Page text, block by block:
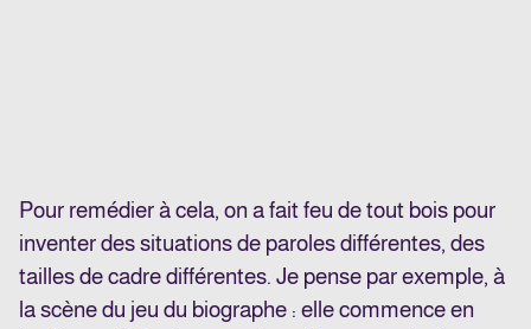
Pour remédier à cela, on a fait feu de tout bois pour
inventer des situations de paroles différentes, des
tailles de cadre différentes. Je pense par exemple, à
la scène du jeu du biographe : elle commence en